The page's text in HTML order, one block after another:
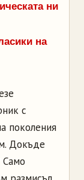
ни
на
с
поколения
Докъде
Само